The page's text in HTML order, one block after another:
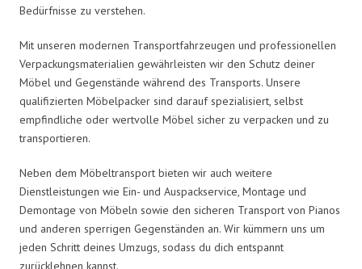
Bedürfnisse zu verstehen.
Mit unseren modernen Transportfahrzeugen und professionellen
Verpackungsmaterialien gewährleisten wir den Schutz deiner
Möbel und Gegenstände während des Transports. Unsere
qualifizierten Möbelpacker sind darauf spezialisiert, selbst
empfindliche oder wertvolle Möbel sicher zu verpacken und zu
transportieren.
Neben dem Möbeltransport bieten wir auch weitere
Dienstleistungen wie Ein- und Auspackservice, Montage und
Demontage von Möbeln sowie den sicheren Transport von Pianos
und anderen sperrigen Gegenständen an. Wir kümmern uns um
jeden Schritt deines Umzugs, sodass du dich entspannt
zurücklehnen kannst.